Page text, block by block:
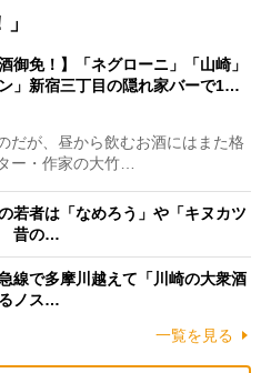
御免！】「ネグローニ」「山崎」
ン」新宿三丁目の隠れ家バーで1…
が、昼から飲むお酒にはまた格
ー・作家の大竹…
若者は「なめろう」や「キヌカツ
昔の…
線で多摩川越えて「川崎の大衆酒
ノス…
一覧を見る